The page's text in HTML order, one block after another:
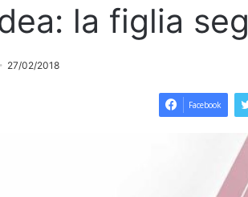
la figlia
27/02/2018
Facebook